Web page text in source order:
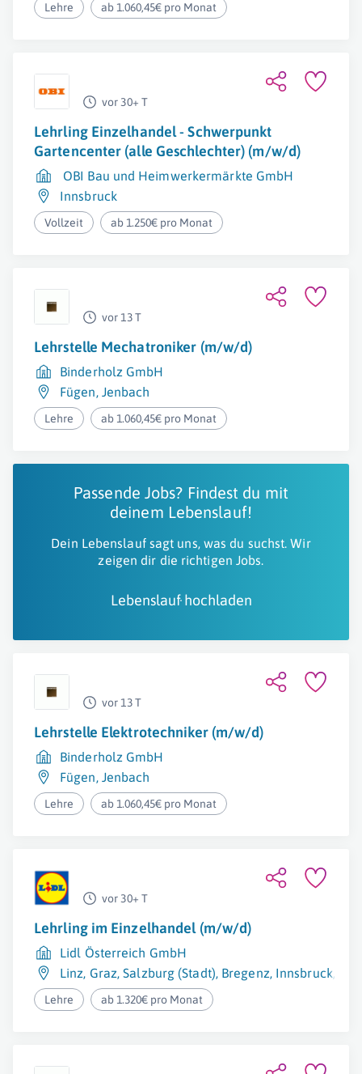
Lehre ab 1.060,45€ pro Monat
vor 30+ T
Lehrling Einzelhandel - Schwerpunkt
Gartencenter (alle Geschlechter) (m/w/d)
OBI Bau und Heimwerkermärkte GmbH
Innsbruck
Vollzeit ab 1.250€ pro Monat
vor 13 T
Lehrstelle Mechatroniker (m/w/d)
Binderholz GmbH
Fügen, Jenbach
Lehre ab 1.060,45€ pro Monat
Passende Jobs? Findest du mit
deinem Lebenslauf!
Dein Lebenslauf sagt uns, was du suchst. Wir
zeigen dir die richtigen Jobs.
Lebenslauf hochladen
vor 13 T
Lehrstelle Elektrotechniker (m/w/d)
Binderholz GmbH
Fügen, Jenbach
Lehre ab 1.060,45€ pro Monat
vor 30+ T
Lehrling im Einzelhandel (m/w/d)
Lidl Österreich GmbH
Linz, Graz,Salzburg (Stadt), Bregenz, Innsbruck,
Lehre ab 1.320€ pro Monat